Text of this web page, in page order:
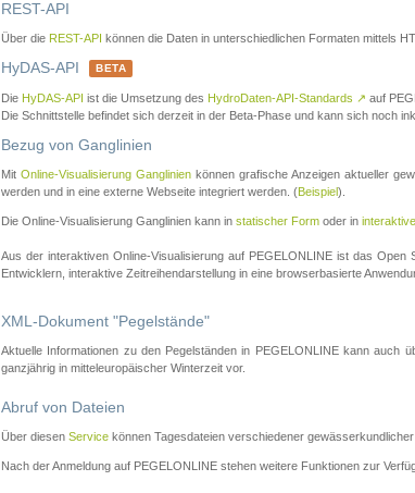
REST-API
Über die REST-API können die Daten in unterschiedlichen Formaten mittels
HyDAS-API BETA
Die HyDAS-API ist die Umsetzung des HydroDaten-API-Standards ↗ auf
Die Schnittstelle befindet sich derzeit in der Beta-Phase und kann sich noch
Bezug von Ganglinien
MitOnline-Visualisierung Ganglinien können grafische Anzeigen aktueller
werden und in eine externe Webseite integriert werden. (Beispiel).
Die Online-Visualisierung Ganglinien kann in statischer Form oder in
Aus der interaktiven Online-Visualisierung auf PEGELONLINE ist das Open
Entwicklern, interaktive Zeitreihendarstellung in eine browserbasierte
XML-Dokument "Pegelstände"
Aktuelle Informationen zu den Pegelständen in PEGELONLINE kann auch
ganzjährig in mitteleuropäischer Winterzeit vor.
Abruf von Dateien
Über diesen Service können Tagesdateien verschiedener
Nach der Anmeldung auf PEGELONLINE stehen weitere Funktionen zur